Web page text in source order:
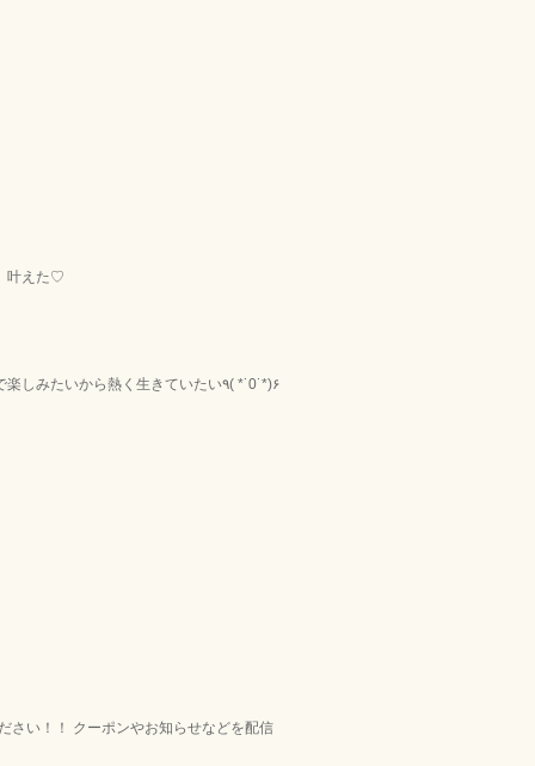
叶えた♡
熱く生きるのなんて、、、って人もいるけど、私はやっぱり本気で楽しみたいから熱く生きていたい٩( *˙0˙*)۶
い！！ クーポンやお知らせなどを配信